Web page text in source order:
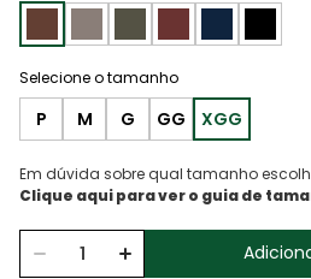
P M G GG XGG
Em dúvida sobre qual tamanho